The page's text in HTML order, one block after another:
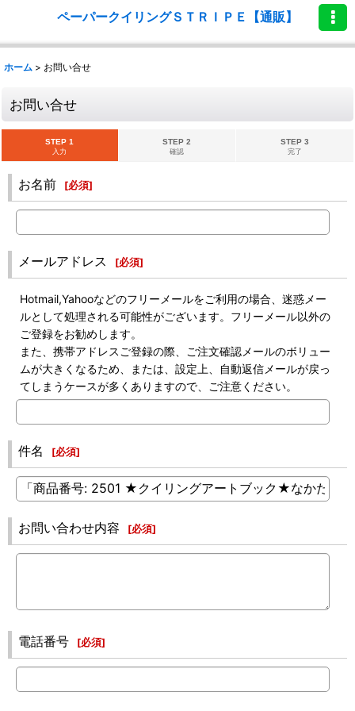
ペーパークイリングＳＴＲＩＰＥ【通販】
ホーム > お問い合せ
お問い合せ
STEP 1
入力
STEP 2
確認
STEP 3
完了
お名前 [必須]
メールアドレス [必須]
Hotmail,Yahooなどのフリーメールをご利用の場合、迷惑メー
ルとして処理される可能性がございます。フリーメール以外の
ご登録をお勧めします。
また、携帯アドレスご登録の際、ご注文確認メールのボリュー
ムが大きくなるため、または、設定上、自動返信メールが戻っ
てしまうケースが多くありますので、ご注意ください。
件名 [必須]
お問い合わせ内容 [必須]
電話番号 [必須]